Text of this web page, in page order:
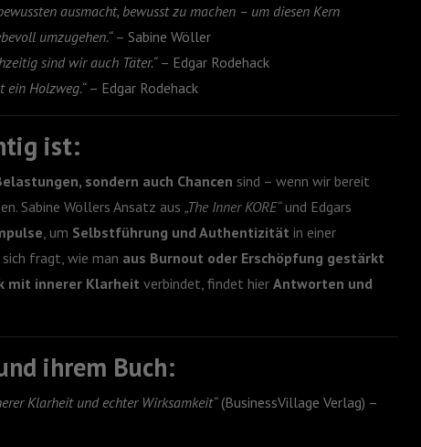
ausmacht, bewusst zu machen – um diesen Kern
umzugehen.“– Sabine Wöller
sind wir auch Täter.“– Edgar Rodehack
ein Holzweg.“– Edgar Rodehack
ist:
sondern auch Chancen sind – wenn wir bereit
Sabine Wöllers Ansatz aus „The Inner KORE“und Edgars
, um Selbstführung und Authentizität in einer
fragt, wie man aus Burnout oder Erschöpfung gestärkt
mit innerer Klarheit verbindet, findet hier Antworten und
ihrem Buch:
Klarheit und echter Wirksamkeit“(BusinessVillage Verlag) –